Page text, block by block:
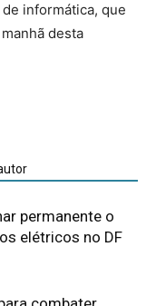
informática, que
desta
permanente o
elétricos no DF